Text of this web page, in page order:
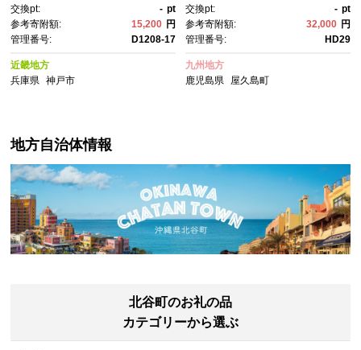
交換pt: - pt
参考寄附額:
15,200 円
管理番号:
D1208-17
近畿地方
兵庫県
神戸市
島町 HD29】
交換pt: - pt
参考寄附額:
32,000 円
管理番号:
HD29
九州地方
鹿児島県
屋久島町
地方自治体情報
北谷町のお礼の品
カテゴリーから選ぶ